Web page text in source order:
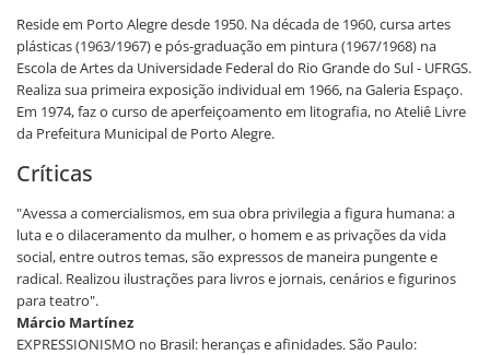
Reside em Porto Alegre desde 1950. Na década de 1960, cursa artes
plásticas (1963/1967) e pós-graduação em pintura (1967/1968) na
Escola de Artes da Universidade Federal do Rio Grande do Sul - UFRGS.
Realiza sua primeira exposição individual em 1966, na Galeria Espaço.
Em 1974, faz o curso de aperfeiçoamento em litografia, no Ateliê Livre
da Prefeitura Municipal de Porto Alegre.
Críticas
"Avessa a comercialismos, em sua obra privilegia a figura humana: a
luta e o dilaceramento da mulher, o homem e as privações da vida
social, entre outros temas, são expressos de maneira pungente e
radical. Realizou ilustrações para livros e jornais, cenários e figurinos
para teatro".
Márcio Martínez
EXPRESSIONISMO no Brasil: heranças e afinidades. São Paulo: